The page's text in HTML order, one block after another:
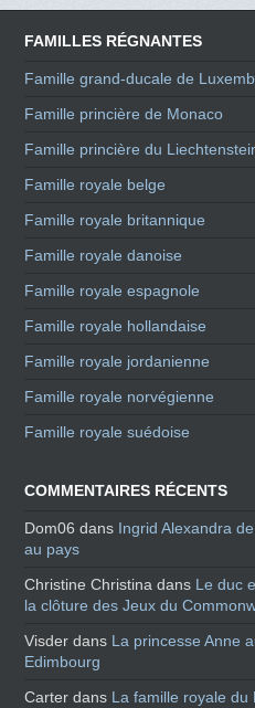
FAMILLES RÉGNANTES
Famille grand-ducale de
Famille princière de Monaco
Famille princière du
Famille royale belge
Famille royale britannique
Famille royale danoise
Famille royale espagnole
Famille royale hollandaise
Famille royale jordanienne
Famille royale norvégienne
Famille royale suédoise
COMMENTAIRES RÉCENTS
Dom06 dans Ingrid Alexandra
au pays
Christine Christina dans Le duc
la clôture des Jeux du
Visder dans La princesse Anne
Edimbourg
Carter dans La famille royale du